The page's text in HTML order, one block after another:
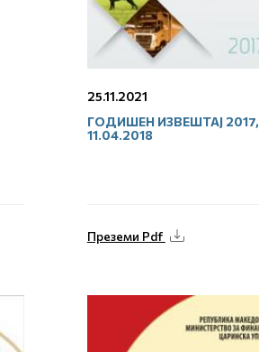
25.11.2021
ГОДИШЕН ИЗВЕШТАЈ 2017,
11.04.2018
Преземи Pdf